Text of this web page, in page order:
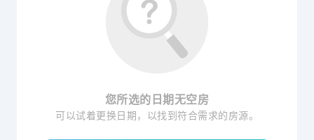
您所选的日期无空房
可以试着更换日期，以找到符合需求的房源。